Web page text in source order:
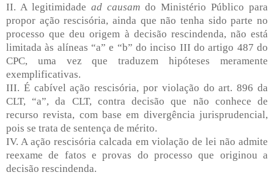
II. A legitimidade ad causam do Ministério Público para
propor ação rescisória, ainda que não tenha sido parte no
processo que deu origem à decisão rescindenda, não está
limitada às alíneas “a” e “b” do inciso III do artigo 487 do
CPC, uma vez que traduzem hipóteses meramente
exemplificativas.
III. É cabível ação rescisória, por violação do art. 896 da
CLT, “a”, da CLT, contra decisão que não conhece de
recurso revista, com base em divergência jurisprudencial,
pois se trata de sentença de mérito.
IV. A ação rescisória calcada em violação de lei não admite
reexame de fatos e provas do processo que originou a
decisão rescindenda.